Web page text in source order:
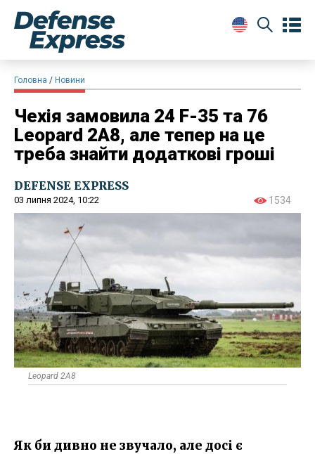
Головна Новини
Чехія замовила 24 F-35 та 76
Leopard 2A8, але тепер на це
треба знайти додаткові гроші
DEFENSE EXPRESS
03 липня 2024, 10:22 1534
Leopard 2A8
Як би дивно не звучало, але досі є